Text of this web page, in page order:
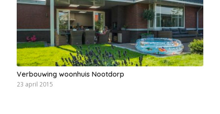
Verbouwing woonhuis Nootdorp
23 april 2015